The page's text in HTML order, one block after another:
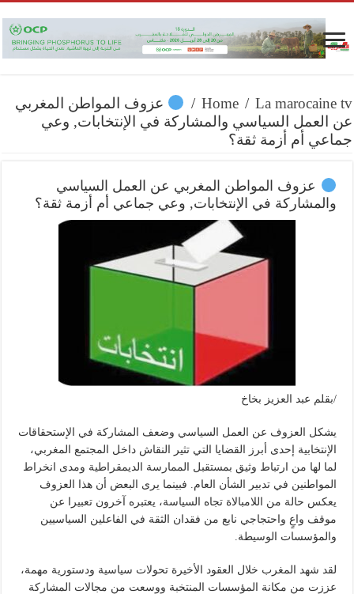
Home / La marocaine tv
/
عزوف المواطن المغربي
عن العمل السياسي والمشاركة في الإنتخابات, وعي
جماعي أم أزمة ثقة؟
عزوف المواطن المغربي عن العمل السياسي
والمشاركة في الإنتخابات, وعي جماعي أم أزمة ثقة؟
/بقلم عبد العزيز بخاخ
يشكل العزوف عن العمل السياسي وضعف المشاركة في الإستحقاقات
الإنتخابية إحدى أبرز القضايا التي تثير النقاش داخل المجتمع المغربي،
لما لها من ارتباط وثيق بمستقبل الممارسة الديمقراطية ومدى انخراط
المواطنين في تدبير الشأن العام. فبينما يرى البعض أن هذا العزوف
يعكس حالة من اللامبالاة تجاه السياسة، يعتبره آخرون تعبيرا عن
موقف واعٍ واحتجاجي نابع من فقدان الثقة في الفاعلين السياسيين
والمؤسسات الوسيطة.
لقد شهد المغرب خلال العقود الأخيرة تحولات سياسية ودستورية مهمة،
عززت من مكانة المؤسسات المنتخبة ووسعت من مجالات المشاركة